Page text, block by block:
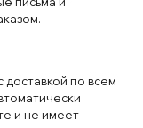
доставкой по всем
и не имеет